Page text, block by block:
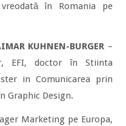
în Romania pe
KUHNEN-BURGER –
EFI, doctor în Stiinta
in Comunicarea prin
Graphic Design.
Marketing pe Europa,